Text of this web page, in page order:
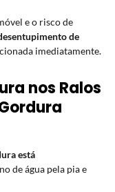
e o risco de
de
imediatamente.
nos Ralos
está
de água pela pia e